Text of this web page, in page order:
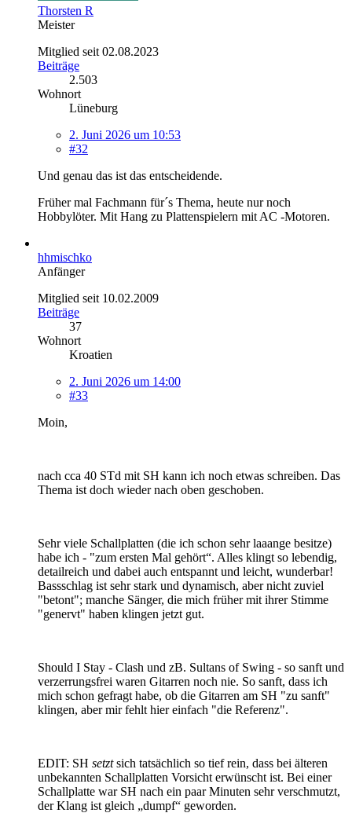
Thorsten R
Meister
Mitglied seit 02.08.2023
Beiträge
2.503
Wohnort
Lüneburg
2. Juni 2026 um 10:53
#32
Und genau das ist das entscheidende.
Früher mal Fachmann für´s Thema, heute nur noch
Hobbylöter. Mit Hang zu Plattenspielern mit AC -Motoren.
hhmischko
Anfänger
Mitglied seit 10.02.2009
Beiträge
37
Wohnort
Kroatien
2. Juni 2026 um 14:00
#33
Moin,
nach cca 40 STd mit SH kann ich noch etwas schreiben. Das
Thema ist doch wieder nach oben geschoben.
Sehr viele Schallplatten (die ich schon sehr laaange besitze)
habe ich - "zum ersten Mal gehört“. Alles klingt so lebendig,
detailreich und dabei auch entspannt und leicht, wunderbar!
Bassschlag ist sehr stark und dynamisch, aber nicht zuviel
"betont"; manche Sänger, die mich früher mit ihrer Stimme
"genervt" haben klingen jetzt gut.
Should I Stay - Clash und zB. Sultans of Swing - so sanft und
verzerrungsfrei waren Gitarren noch nie. So sanft, dass ich
mich schon gefragt habe, ob die Gitarren am SH "zu sanft"
klingen, aber mir fehlt hier einfach "die Referenz".
EDIT: SH setztsich tatsächlich so tief rein, dass bei älteren
unbekannten Schallplatten Vorsicht erwünscht ist. Bei einer
Schallplatte war SH nach ein paar Minuten sehr verschmutzt,
der Klang ist gleich „dumpf“ geworden.